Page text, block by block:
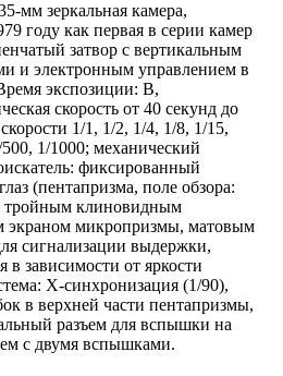
мм зеркальная камера,
году как первая в серии камер
затвор с вертикальным
и электронным управлением в
экспозиции: B,
скорость от 40 секунд до
1/1, 1/2, 1/4, 1/8, 1/15,
1/1000; механический
фиксированный
(пентапризма, поле обзора:
тройным клиновидным
экраном микропризмы, матовым
сигнализации выдержки,
в зависимости от яркости
X-синхронизация (1/90),
в верхней части пентапризмы,
разъем для вспышки на
с двумя вспышками.